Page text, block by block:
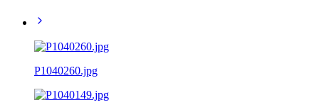
P1040260.jpg